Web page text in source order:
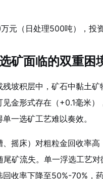
元（日处理500吨），投
矿面临的双重困
坡积层中，矿石中黏土
金形式存在（+0.1毫米
一选矿工艺难以奏效。
摇床）对粗粒金回收率
矿流失。单一浮选工艺
收率下降至50%-70%，